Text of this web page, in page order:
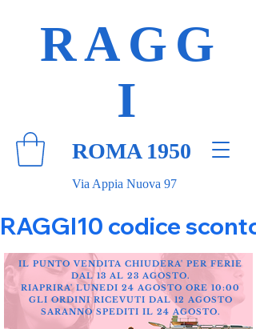
Via Appia Nuova 97
RAGG
I
ROMA 1950
RAGGI10 codice
IL PUNTO VENDITA CHIUDERA' PER FERIE
DAL 13 AL 23 AGOSTO.
RIAPRIRA' LUNEDI 24 AGOSTO ORE 10:00
GLI ORDINI RICEVUTI DAL 12 AGOSTO
SARANNO SPEDITI IL 24 AGOSTO.